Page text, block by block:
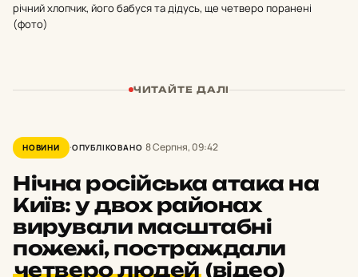
річний хлопчик, його бабуся та дідусь, ще четверо поранені
(фото)
ЧИТАЙТЕ ДАЛІ
НОВИНИ ОПУБЛІКОВАНО 8 Серпня, 09:42
Нічна російська атака на
Київ: у двох районах
вирували масштабні
пожежі, постраждали
четверо людей(відео)